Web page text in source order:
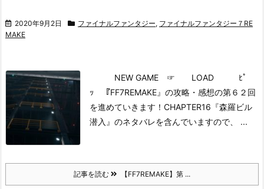
2020年9月2日 ファイナルファンタジー, ファイナルファンタジー７RE
MAKE
NEW GAME ☞ LOAD ﾋﾟ
ｯ
『FF7REMAKE』の攻略・感想の第６２回
を進めていきます！ CHAPTER16『森羅ビル
潜入』のネタバレを含んでいますので、 ...
記事を読む 【FF7REMAKE】第 ...